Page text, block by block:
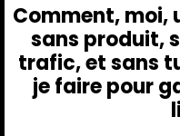
Comment, moi,
sans produit,
trafic, et sans
je faire pour